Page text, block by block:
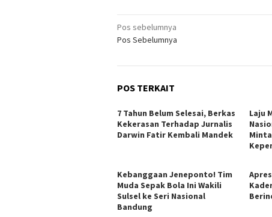
Navigasi
pos
Pos sebelumnya
Pos Sebelumnya
POS TERKAIT
7 Tahun Belum Selesai, Berkas
Kekerasan Terhadap Jurnalis
Darwin Fatir Kembali Mandek
Laju
Kebanggaan Jeneponto! Tim
Muda Sepak Bola Ini Wakili
Sulsel ke Seri Nasional
Bandung